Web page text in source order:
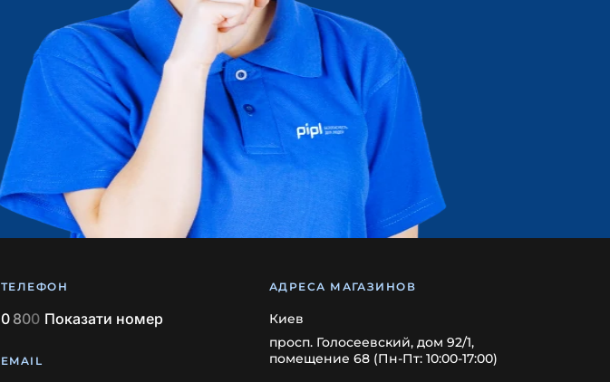
ТЕЛЕФОН
0 800 Показати номер
EMAIL
АДРЕСА МАГАЗИНОВ
Киев
просп. Голосеевский, дом 92/1,
помещение 68 (Пн-Пт: 10:00-17:00)